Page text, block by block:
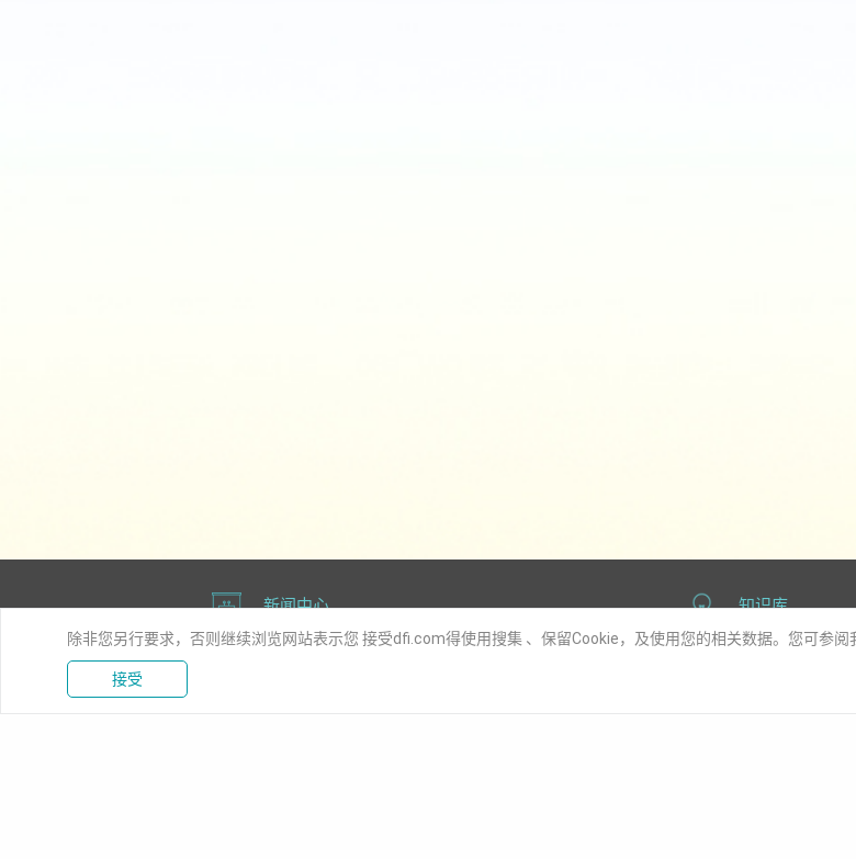
新闻中心 知识库
除非您另行要求，否则继续浏览网站表示您 接受dfi.com得使用搜集 、保留Cookie，及使用您的相关数据。您可参阅
接受